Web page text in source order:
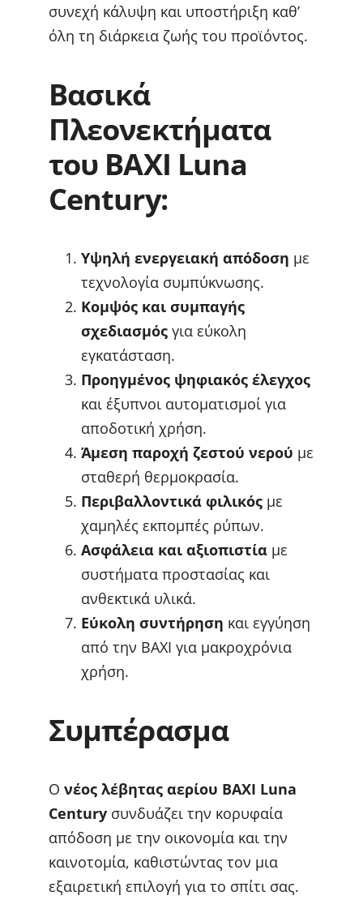
συνεχή κάλυψη και υποστήριξη καθ’
όλη τη διάρκεια ζωής του προϊόντος.
Βασικά
Πλεονεκτήματα
του BAXI Luna
Century:
Υψηλή ενεργειακή απόδοση με
τεχνολογία συμπύκνωσης.
Κομψός και συμπαγής
σχεδιασμόςγια εύκολη
εγκατάσταση.
Προηγμένος ψηφιακός έλεγχος
και έξυπνοι αυτοματισμοί για
αποδοτική χρήση.
Άμεση παροχή ζεστού νερού με
σταθερή θερμοκρασία.
Περιβαλλοντικά φιλικόςμε
χαμηλές εκπομπές ρύπων.
Ασφάλεια και αξιοπιστίαμε
συστήματα προστασίας και
ανθεκτικά υλικά.
Εύκολη συντήρηση και εγγύηση
από την BAXI για μακροχρόνια
χρήση.
Συμπέρασμα
Ο νέος λέβητας αερίου BAXI Luna
Centuryσυνδυάζει την κορυφαία
απόδοση με την οικονομία και την
καινοτομία, καθιστώντας τον μια
εξαιρετική επιλογή για το σπίτι σας.